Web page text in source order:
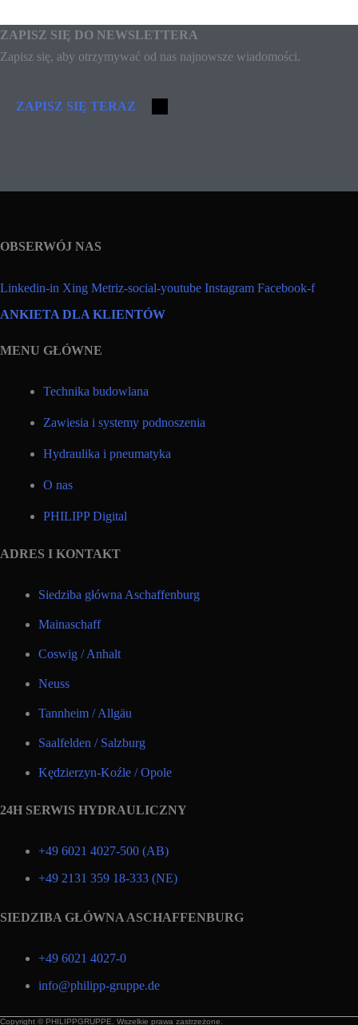
ZAPISZ SIĘ DO NEWSLETTERA
Zapisz się, aby otrzymywać od nas najnowsze wiadomości.
ZAPISZ SIĘ TERAZ
OBSERWÓJ NAS
Linkedin-in Xing Metriz-social-youtube Instagram Facebook-f
ANKIETA DLA KLIENTÓW
MENU GŁÓWNE
Technika budowlana
Zawiesia i systemy podnoszenia
Hydraulika i pneumatyka
O nas
PHILIPP Digital
ADRES I KONTAKT
Siedziba główna Aschaffenburg
Mainaschaff
Coswig / Anhalt
Neuss
Tannheim / Allgäu
Saalfelden / Salzburg
Kędzierzyn-Koźle / Opole
24H SERWIS HYDRAULICZNY
+49 6021 4027-500 (AB)
+49 2131 359 18-333 (NE)
SIEDZIBA GŁÓWNA ASCHAFFENBURG
+49 6021 4027-0
info@philipp-gruppe.de
Copyright © PHILIPPGRUPPE. Wszelkie prawa zastrzeżone.